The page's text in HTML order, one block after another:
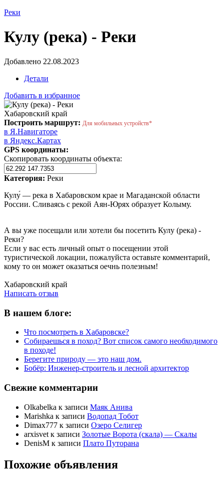
Реки
Кулу (река) - Реки
Добавлено 22.08.2023
Детали
Добавить в избранное
Хабаровский край
Построить маршрут: Для мобильных устройств*
в Я.Навигаторе
в Яндекс.Картах
GPS координаты:
Скопировать координаты объекта:
Категория: Реки
Кулу́ — река в Хабаровском крае и Магаданской области
России. Сливаясь с рекой Аян-Юрях образует Колыму.
А вы уже посещали или хотели бы посетить Кулу (река) -
Реки?
Если у вас есть личный опыт о посещении этой
туристической локации, пожалуйста оставьте комментарий,
кому то он может оказаться оечнь полезным!
Хабаровский край
Написать отзыв
В нашем блоге:
Что посмотреть в Хабаровске?
Собираешься в поход? Вот список самого необходимого
в походе!
Берегите природу — это наш дом.
Бобёр: Инженер-строитель и лесной архитектор
Свежие комментарии
Olkabelka к записи Маяк Анива
Marishka к записи Водопад Тобот
Dimax777 к записи Озеро Селигер
arxisvet к записи Золотые Ворота (скала) — Скалы
DenisM к записи Плато Путорана
Похожие объявления